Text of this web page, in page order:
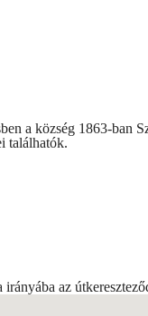
a község 1863-ban
találhatók.
az